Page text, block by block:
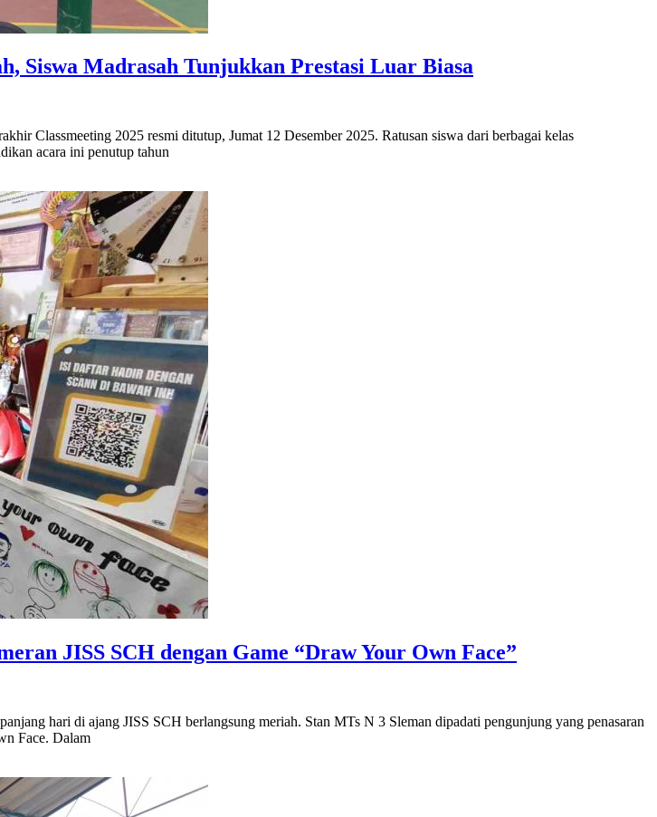
Siswa Madrasah Tunjukkan Prestasi Luar Biasa
Classmeeting 2025 resmi ditutup, Jumat 12 Desember 2025. Ratusan siswa dari berbagai kelas
acara ini penutup tahun
JISS SCH dengan Game “Draw Your Own Face”
hari di ajang JISS SCH berlangsung meriah. Stan MTs N 3 Sleman dipadati pengunjung yang penasaran
Face. Dalam